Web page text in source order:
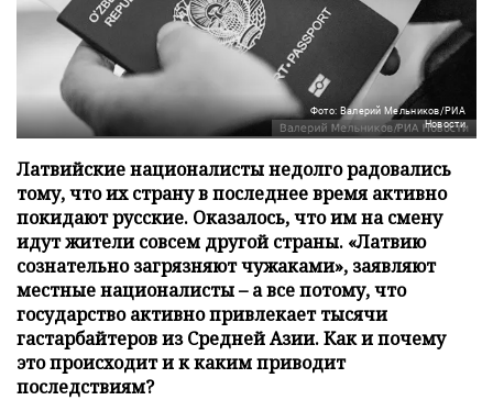
Фото: Валерий Мельников/РИА
Новости
Латвийские националисты недолго радовались
тому, что их страну в последнее время активно
покидают русские. Оказалось, что им на смену
идут жители совсем другой страны. «Латвию
сознательно загрязняют чужаками», заявляют
местные националисты – а все потому, что
государство активно привлекает тысячи
гастарбайтеров из Средней Азии. Как и почему
это происходит и к каким приводит
последствиям?